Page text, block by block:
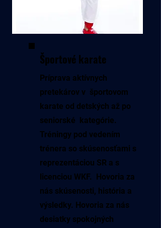
Športové karate
Príprava aktívnych
pretekárov v športovom
karate od detských až po
seniorské kategórie.
Tréningy pod vedením
trénera so skúsenosťami s
reprezentáciou SR a s
licenciou WKF. Hovoria za
nás skúsenosti, história a
výsledky. Hovoria za nás
desiatky spokojných